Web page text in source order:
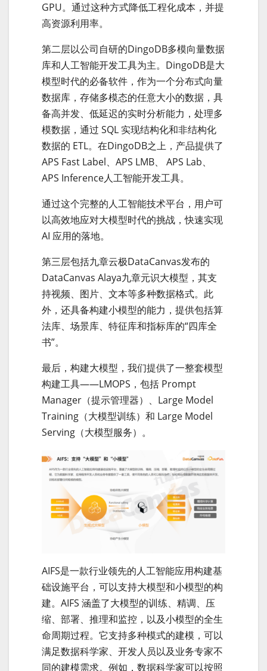
GPU。通过这种方式降低工程化成本，并提
高资源利用率。
第二层以公司自研的DingoDB多模向量数据
库和人工智能开发工具为主。DingoDB是大
模型时代的必备软件，作为一个分布式向量
数据库，存储多模态的任意大小的数据，具
备高并发、低延迟的实时分析能力，处理多
模数据，通过 SQL 实现结构化和非结构化
数据的 ETL。在DingoDB之上，产品提供了
APS Fast Label、APS LMB、 APS Lab、
APS Inference人工智能开发工具。
通过这个完整的人工智能技术平台，用户可
以高效地应对大模型时代的挑战，快速实现
AI 应用的落地。
第三层包括九章云极DataCanvas发布的
DataCanvas Alaya九章元识大模型，其支
持视频、图片、文本等多种数据格式。此
外，还具备构建小模型的能力，提供包括算
法库、场景库、特征库和指标库的“四库全
书”。
最后，构建大模型，我们提供了一整套模型
构建工具——LMOPS，包括 Prompt
Manager（提示管理器）、Large Model
Training（大模型训练）和 Large Model
Serving（大模型服务）。
AIFS是一款行业领先的人工智能应用构建基
础设施平台，可以支持大模型和小模型的构
建。AIFS 涵盖了大模型的训练、精调、压
缩、部署、推理和监控，以及小模型的全生
命周期过程。它支持多种模式的建模，可以
满足数据科学家、开发人员以及业务专家不
同的建模需求。例如，数据科学家可以按照